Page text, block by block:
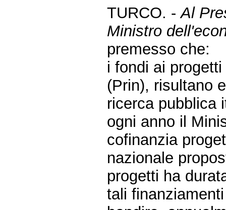
TURCO. -Al
Ministro
premesso che:
i fondi ai
(Prin), risultano
ricerca pubblica
ogni anno il
cofinanzia
nazionale
progetti ha
tali